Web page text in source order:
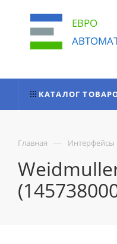
ЕВРО
КАТАЛОГ
Главная — Интерфейсы